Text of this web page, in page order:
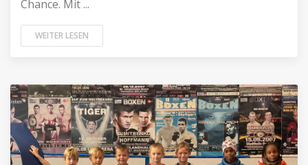
Chance. Mit ...
WEITER LESEN